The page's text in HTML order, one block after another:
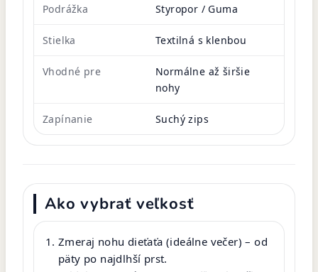
Podrážka Styropor / Guma
Stielka Textilná s klenbou
Vhodné pre
Normálne až širšie
nohy
Zapínanie Suchý zips
Ako vybrať veľkosť
Zmeraj nohu dieťaťa (ideálne večer) – od
päty po najdlhší prst.